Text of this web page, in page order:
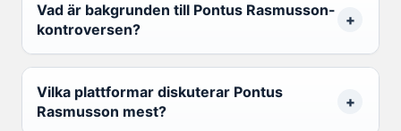
Vad är bakgrunden till Pontus Rasmusson-
kontroversen?
Vilka plattformar diskuterar Pontus
Rasmusson mest?